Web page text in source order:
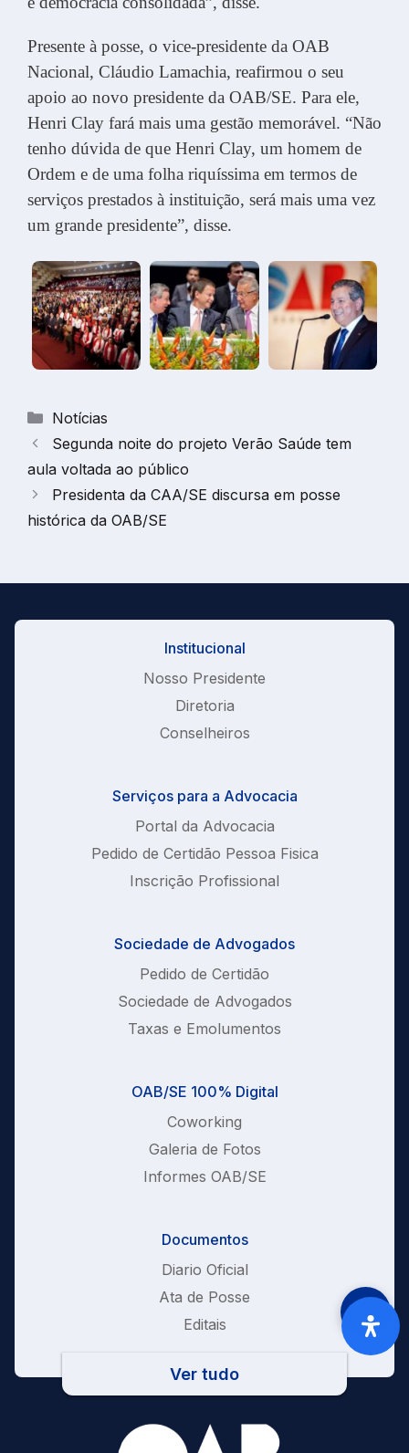
Presente à posse, o vice-presidente da OAB
Nacional, Cláudio Lamachia, reafirmou o seu
apoio ao novo presidente da OAB/SE. Para ele,
Henri Clay fará mais uma gestão memorável. “Não
tenho dúvida de que Henri Clay, um homem de
Ordem e de uma folha riquíssima em termos de
serviços prestados à instituição, será mais uma vez
um grande presidente”, disse.
Categorias
Notícias
Segunda noite do projeto Verão Saúde tem
aula voltada ao público
Presidenta da CAA/SE discursa em posse
histórica da OAB/SE
Institucional
Nosso Presidente
Diretoria
Conselheiros
Serviços para a Advocacia
Portal da Advocacia
Pedido de Certidão Pessoa Fisica
Inscrição Profissional
Sociedade de Advogados
Pedido de Certidão
Sociedade de Advogados
Taxas e Emolumentos
OAB/SE 100% Digital
Coworking
Galeria de Fotos
Informes OAB/SE
Documentos
Diario Oficial
Ata de Posse
Editais
Ver tudo